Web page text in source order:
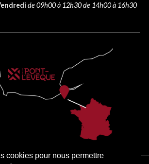
cookies pour nous permettre
de 09h00 à 12h30 de 14h00 à 16h30